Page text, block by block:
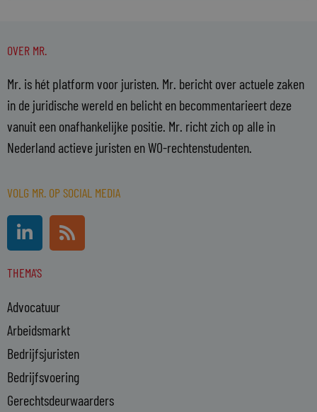
OVER MR.
Mr. is hét platform voor juristen. Mr. bericht over actuele zaken
in de juridische wereld en belicht en becommentarieert deze
vanuit een onafhankelijke positie. Mr. richt zich op alle in
Nederland actieve juristen en WO-rechtenstudenten.
VOLG MR. OP SOCIAL MEDIA
L
i
n
k
d
i
n
-
i
n
R
s
s
THEMA'S
Advocatuur
Arbeidsmarkt
Bedrijfsjuristen
Bedrijfsvoering
Gerechtsdeurwaarders